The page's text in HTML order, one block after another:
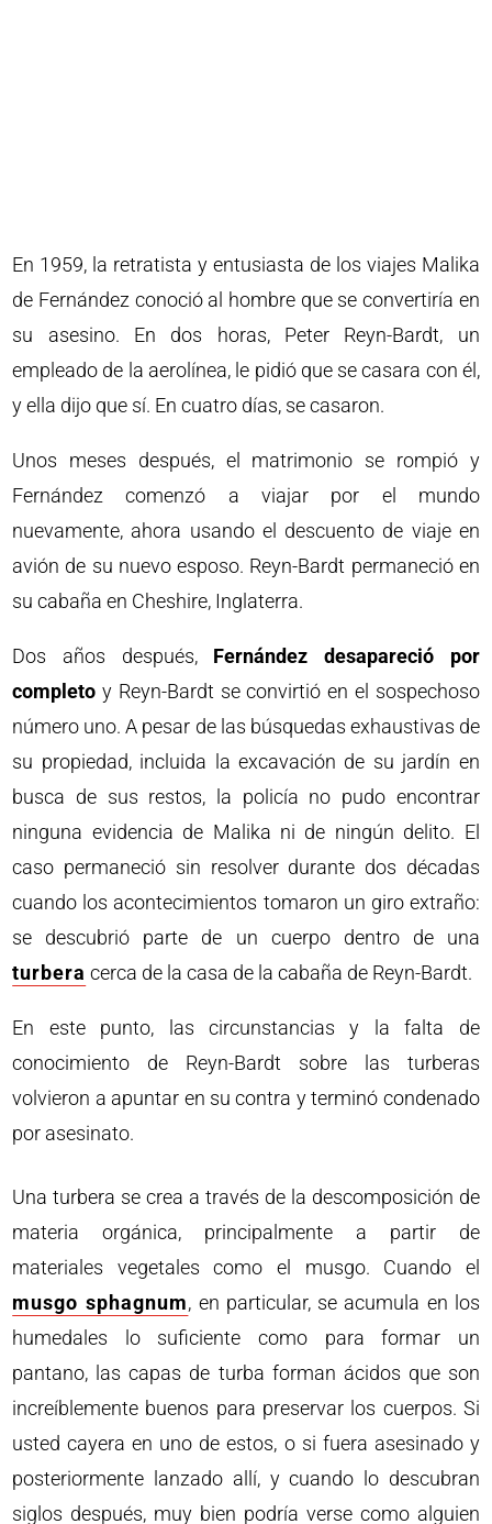
En 1959, la retratista y entusiasta de los viajes Malika
de Fernández conoció al hombre que se convertiría en
su asesino. En dos horas, Peter Reyn-Bardt, un
empleado de la aerolínea, le pidió que se casara con él,
y ella dijo que sí. En cuatro días, se casaron.
Unos meses después, el matrimonio se rompió y
Fernández comenzó a viajar por el mundo
nuevamente, ahora usando el descuento de viaje en
avión de su nuevo esposo. Reyn-Bardt permaneció en
su cabaña en Cheshire, Inglaterra.
Dos años después, Fernández desapareció por
completo y Reyn-Bardt se convirtió en el sospechoso
número uno. A pesar de las búsquedas exhaustivas de
su propiedad, incluida la excavación de su jardín en
busca de sus restos, la policía no pudo encontrar
ninguna evidencia de Malika ni de ningún delito. El
caso permaneció sin resolver durante dos décadas
cuando los acontecimientos tomaron un giro extraño:
se descubrió parte de un cuerpo dentro de una
turbera cerca de la casa de la cabaña de Reyn-Bardt.
En este punto, las circunstancias y la falta de
conocimiento de Reyn-Bardt sobre las turberas
volvieron a apuntar en su contra y terminó condenado
por asesinato.
Una turbera se crea a través de la descomposición de
materia orgánica, principalmente a partir de
materiales vegetales como el musgo. Cuando el
musgo sphagnum, en particular, se acumula en los
humedales lo suficiente como para formar un
pantano, las capas de turba forman ácidos que son
increíblemente buenos para preservar los cuerpos. Si
usted cayera en uno de estos, o si fuera asesinado y
posteriormente lanzado allí, y cuando lo descubran
siglos después, muy bien podría verse como alguien